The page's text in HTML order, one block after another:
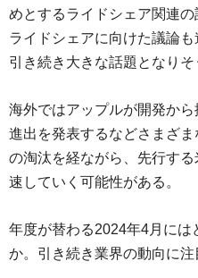
めとするライドシェア関連
ライドシェアに向けた議論
引き続き大きな話題となりそ
海外ではアップルが開発か
進出を発表するなどさまざ
の淘汰を経ながら、先行す
速していく可能性がある。
年度が替わる2024年4月に
か。引き続き業界の動向に注